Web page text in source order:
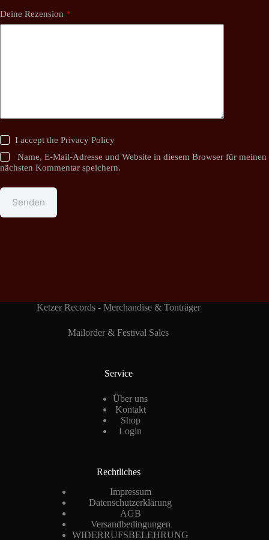
Deine Rezension *
I accept thePrivacy Policy
Name, E-Mail-Adresse und Website in diesem Browser für meinen
nächsten Kommentar speichern.
Senden
Ketzer Records - Merchandise & Tonträger
Mailorder & Festival Sales
Service
Über uns
Kontakt
Shop
Login
Rechtliches
Impressum
Datenschutzerklärung
AGB
Versandbedingungen
WIDERRUFSBELEHRUNG